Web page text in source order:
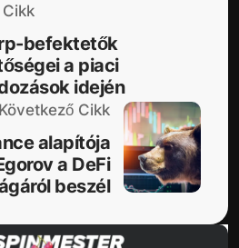
Cikk
befektetők
a piaci
idején
Következő Cikk
alapítója
a DeFi
beszél